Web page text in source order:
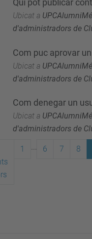
Qui pot publicar
Ubicat a
d'administradors de
Com puc aprovar
Ubicat a
d'administradors de
Com denegar un
Ubicat a
d'administradors de
1 6 7 8